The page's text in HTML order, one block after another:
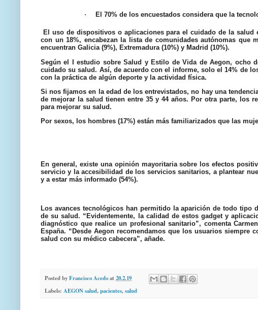
· El 70% de los encuestados considera que la
El uso de dispositivos o aplicaciones para el cuidado de la
con un 18%, encabezan la lista de comunidades autónomas
encuentran Galicia (9%), Extremadura (10%) y Madrid (10%).
Según el I estudio sobre Salud y Estilo de Vida de Aegon, ocho
cuidado su salud. Así, de acuerdo con el informe, solo el 14% de
con la práctica de algún deporte y la actividad física.
Si nos fijamos en la edad de los entrevistados, no hay una
de mejorar la salud tienen entre 35 y 44 años. Por otra parte, los
para mejorar su salud.
Por sexos, los hombres (17%) están más familiarizados que las
En general, existe una opinión mayoritaria sobre los efectos
servicio y la accesibilidad de los servicios sanitarios, a plantear
y a estar más informado (54%).
Los avances tecnológicos han permitido la aparición de todo tipo
de su salud. “Evidentemente, la calidad de estos gadget y
diagnóstico que realice un profesional sanitario”, comenta
España. “Desde Aegon recomendamos que los usuarios
salud con su médico cabecera”, añade.
Posted byFrancisco Acedoat 20.2.19
Labels: AEGON salud,pacientes,salud